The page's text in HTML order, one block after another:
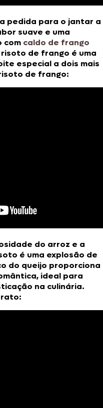
pedida para o jantar a
suave e uma
com caldo de frango
de frango é uma
especial a dois mais
de frango:
do arroz e a
é uma explosão de
do queijo proporciona
ideal para
na culinária.